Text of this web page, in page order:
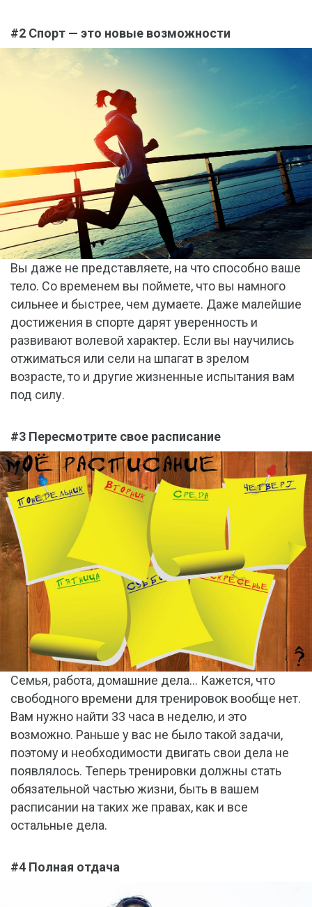
#2 Спорт — это новые возможности
Вы даже не представляете, на что способно ваше
тело. Со временем вы поймете, что вы намного
сильнее и быстрее, чем думаете. Даже малейшие
достижения в спорте дарят уверенность и
развивают волевой характер. Если вы научились
отжиматься или сели на шпагат в зрелом
возрасте, то и другие жизненные испытания вам
под силу.
#3 Пересмотрите свое расписание
Семья, работа, домашние дела… Кажется, что
свободного времени для тренировок вообще нет.
Вам нужно найти 33 часа в неделю, и это
возможно. Раньше у вас не было такой задачи,
поэтому и необходимости двигать свои дела не
появлялось. Теперь тренировки должны стать
обязательной частью жизни, быть в вашем
расписании на таких же правах, как и все
остальные дела.
#4 Полная отдача